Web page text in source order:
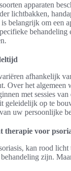
apparaten
lichtbakken,
belangrijk om een
behandeling
afhankelijk
Over het algemeen
met sessies
geleidelijk op te
uw persoonlijke
therapie voor
kan rood licht
zijn.